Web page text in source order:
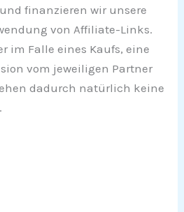
finanzieren wir unsere
von Affiliate-Links.
im Falle eines Kaufs, eine
vom jeweiligen Partner
dadurch natürlich keine